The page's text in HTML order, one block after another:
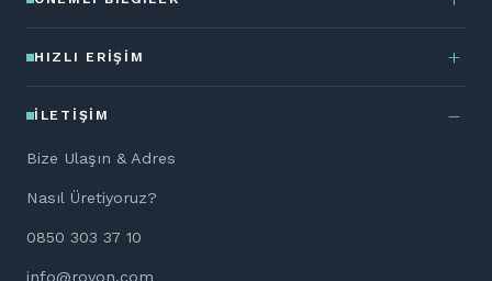
HIZLI ERIŞIM
İLETIŞIM
Bize Ulaşın & Adres
Nasıl Üretiyoruz?
0850 303 37 10
info@rovon.com